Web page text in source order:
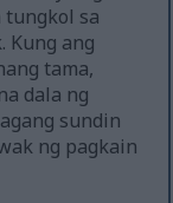
sa
Kung ang
tama,
dala ng
sundin
ng pagkain